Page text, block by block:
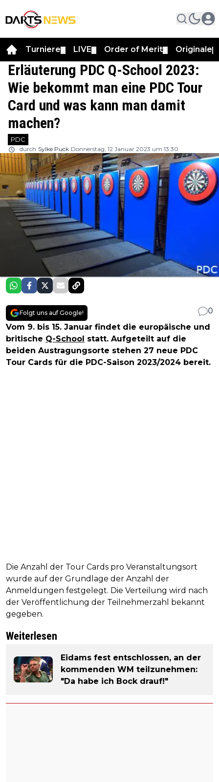
Turniere LIVE Order of Merit Originale
Erläuterung PDC Q-School 2023:
Wie bekommt man eine PDC Tour
Card und was kann man damit
machen?
PDC
durch Sylke Puck Donnerstag, 12 Januar 2023 um 13:30
Folgt uns auf Google!
0
Vom 9. bis 15. Januar findet die europäische und
britische Q-School statt. Aufgeteilt auf die
beiden Austragungsorte stehen 27 neue PDC
Tour Cards für die PDC-Saison 2023/2024 bereit.
Die Anzahl der Tour Cards pro Veranstaltungsort
wurde auf der Grundlage der Anzahl der
Anmeldungen festgelegt. Die Verteilung wird nach
der Veröffentlichung der Teilnehmerzahl bekannt
gegeben.
Weiterlesen
Eidams fest entschlossen, an der
kommenden WM teilzunehmen:
"Da habe ich Bock drauf!"